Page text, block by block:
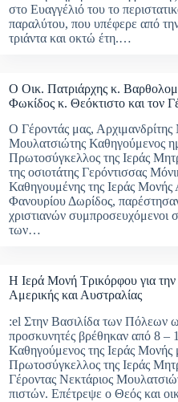
στο Ευαγγέλιό του το
παραλύτου, που υπέφερε από
τριάντα και οκτώ έτη.…
Ο Οικ. Πατριάρχης κ.
Φωκίδος κ. Θεόκτιστο και τον
Ο Γέροντάς μας, Αρχιμανδρίτης
Μουλατσιώτης Καθηγούμενος
Πρωτοσύγκελλος της Ιεράς
της οσιοτάτης Γερόντισσας
Καθηγουμένης της Ιεράς Μονής
Φανουρίου Δωρίδος,
χριστιανών συμπροσευχόμενοι
των…
Η Ιερά Μονή Τρικόρφου για
Αμερικής και Αυστραλίας
:el Στην Βασιλίδα των Πόλεων
προσκυνητές βρέθηκαν από 8 –
Καθηγούμενος της Ιεράς Μονής
Πρωτοσύγκελλος της Ιεράς
Γέροντας Νεκτάριος
πιστών. Επέτρεψε ο Θεός και